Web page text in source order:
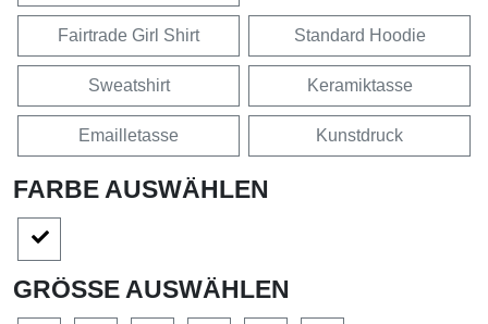
Fairtrade Girl Shirt Standard Hoodie
Sweatshirt Keramiktasse
Emailletasse Kunstdruck
FARBE AUSWÄHLEN
GRÖSSE AUSWÄHLEN